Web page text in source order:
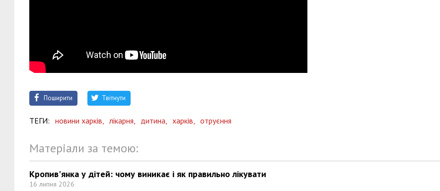
Поширити Твітнути
ТЕГИ: новини харків, лікарня, дитина, харків, отруєння
Матеріали за темою:
Кропив'янка у дітей: чому виникає і як правильно лікувати
16 липня 2026